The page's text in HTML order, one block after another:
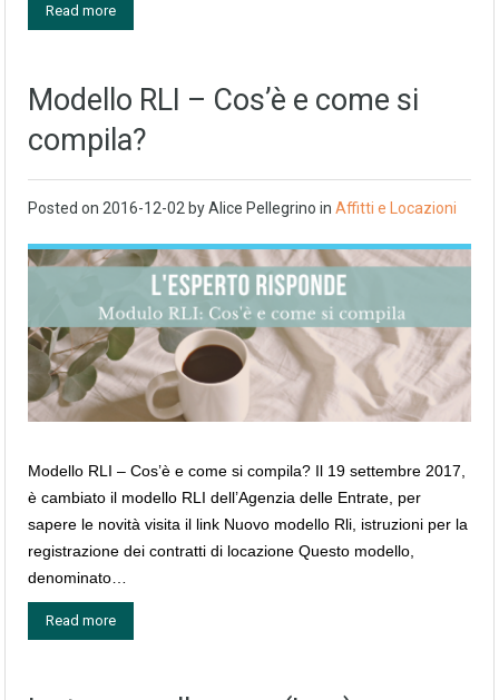
Read more
Modello RLI – Cos’è e come si
compila?
Posted on 2016-12-02 byAlice Pellegrino in Affitti e Locazioni
Modello RLI – Cos’è e come si compila? Il 19 settembre 2017,
è cambiato il modello RLI dell’Agenzia delle Entrate, per
sapere le novità visita il link Nuovo modello Rli, istruzioni per la
registrazione dei contratti di locazione Questo modello,
denominato…
Read more